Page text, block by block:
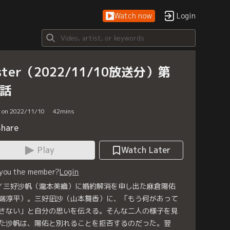
Watch now Login
（2022/11/10放送分）第
2022/11/10 42mins
Play
Watch Later
the member?Login
三好沙帆（瀧本美織）に婚約解消を申し出た麻倉陽佑
淳平）。三好凪沙（山本舞香）に、「もう何があって
ない」と自分の思いを伝える。そんな二人の様子を見
沙帆は、陽佑と別れることを拒否するのだった。翌